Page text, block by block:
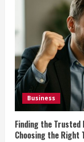
Business
Finding the
Choosing the Right